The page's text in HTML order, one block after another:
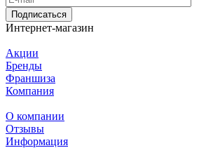
Подписаться
Интернет-магазин
Акции
Бренды
Франшиза
Компания
О компании
Отзывы
Информация